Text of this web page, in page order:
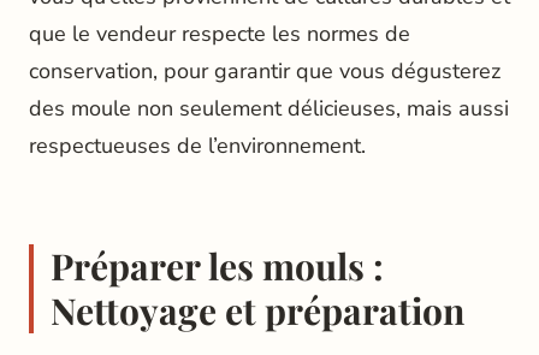
que le vendeur respecte les normes de
conservation, pour garantir que vous dégusterez
des moule non seulement délicieuses, mais aussi
respectueuses de l’environnement.
Préparer les mouls :
Nettoyage et préparation